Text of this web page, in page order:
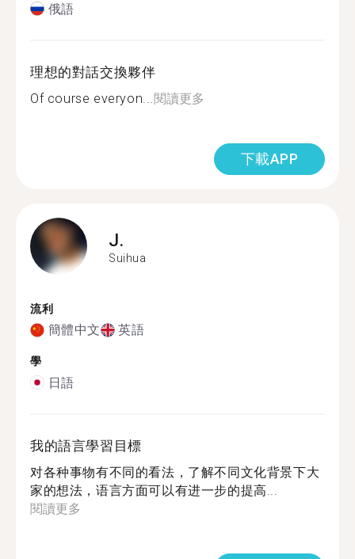
俄語
理想的對話交換夥伴
Of course everyon... 閱讀更多
下載APP
J.
Suihua
流利
簡體中文 英語
學
日語
我的語言學習目標
对各种事物有不同的看法，了解不同文化背景下大
家的想法，语言方面可以有进一步的提高...
閱讀更多